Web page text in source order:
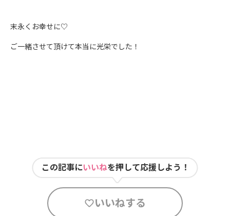
末永くお幸せに♡
ご一緒させて頂けて本当に光栄でした！
この記事にいいねを押して応援しよう！
いいねする